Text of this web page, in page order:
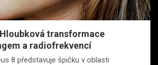
transformace
a radiofrekvencí
8 představuje špičku v oblasti